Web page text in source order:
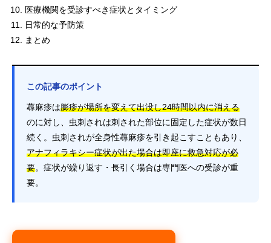
医療機関を受診すべき症状とタイミング
日常的な予防策
まとめ
この記事のポイント
蕁麻疹は膨疹が場所を変えて出没し24時間以内に消える
のに対し、虫刺されは刺された部位に固定した症状が数日
続く。虫刺されが全身性蕁麻疹を引き起こすこともあり、
アナフィラキシー症状が出た場合は即座に救急対応が必
要。症状が繰り返す・長引く場合は専門医への受診が重
要。